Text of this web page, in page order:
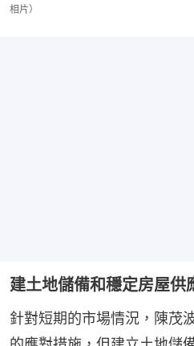
相片）
建土地儲備和穩定房屋供
針對短期的市場情況，陳茂